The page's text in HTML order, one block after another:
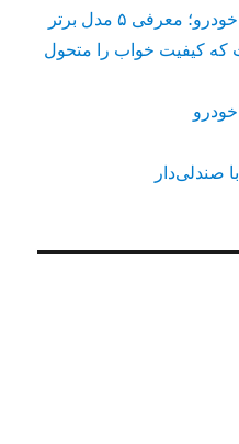
معرفی ۵ مدل برتر
از خواب؛ ۶ عادت که کیفیت خواب را متحول
صندلی‌دار